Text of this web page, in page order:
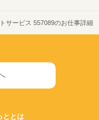
サービス 557089のお仕事詳細
ととは